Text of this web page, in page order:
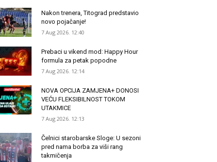
Nakon trenera, Titograd predstavio
novo pojačanje!
7 Aug 2026. 12:40
Prebaci u vikend mod: Happy Hour
formula za petak popodne
7 Aug 2026. 12:14
NOVA OPCIJA ZAMJENA+ DONOSI
VEĆU FLEKSIBILNOST TOKOM
UTAKMICE
7 Aug 2026. 12:13
Čelnici starobarske Sloge: U sezoni
pred nama borba za viši rang
takmičenja